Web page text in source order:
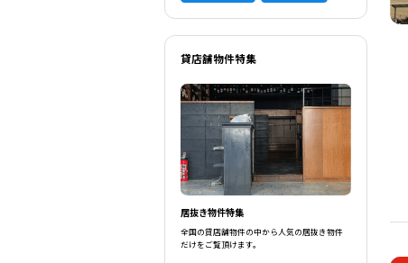
貸店舗物件特集
居抜き物件特集
全国の貸店舗物件の中から人気の居抜き物件
だけをご覧頂けます。
選択中の条件
住宅街
駅選択の場合は路線ごとに該当する